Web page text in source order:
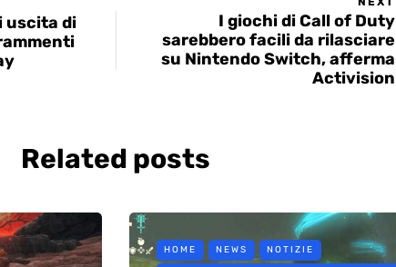
uscita di
I giochi di Call of Duty
sarebbero facili da rilasciare
su Nintendo Switch, afferma
Activision
Related posts
HOME NEWS NOTIZIE